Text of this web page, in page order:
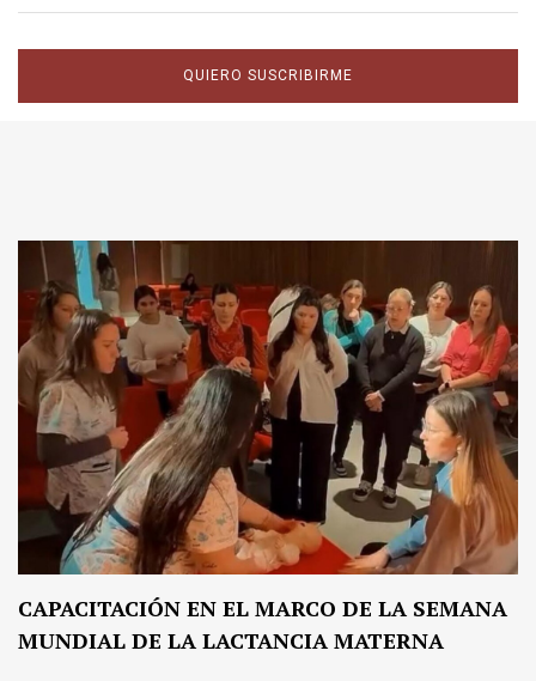
QUIERO SUSCRIBIRME
CAPACITACIÓN EN EL MARCO DE LA SEMANA
MUNDIAL DE LA LACTANCIA MATERNA